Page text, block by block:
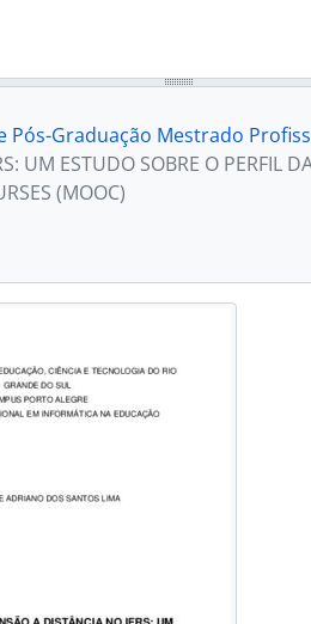
Pós-Graduação Mestrado
UM ESTUDO SOBRE O PERFIL
(MOOC)